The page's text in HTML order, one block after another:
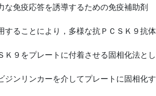
な免疫応答を誘導するための免疫補助剤
することにより，多様な抗ＰＣＳＫ９抗体
Ｋ９をプレートに付着させる固相化法とし
ジンリンカーを介してプレートに固相化す